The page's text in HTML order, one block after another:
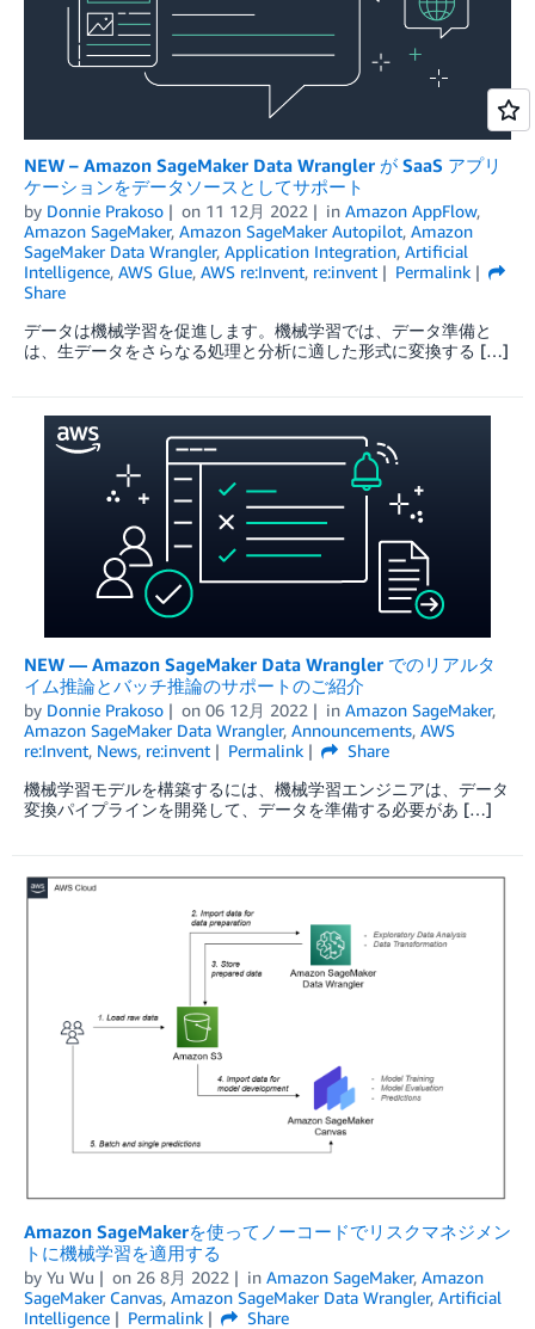
NEW – Amazon SageMaker Data Wrangler が SaaS アプリ
ケーションをデータソースとしてサポート
by Donnie Prakoso on 11 12月 2022 in Amazon AppFlow,
Amazon SageMaker, Amazon SageMaker Autopilot, Amazon
SageMaker Data Wrangler, Application Integration, Artificial
Intelligence, AWS Glue, AWS re:Invent, re:invent
Permalink
Share
データは機械学習を促進します。機械学習では、データ準備と
は、生データをさらなる処理と分析に適した形式に変換する […]
NEW — Amazon SageMaker Data Wrangler でのリアルタ
イム推論とバッチ推論のサポートのご紹介
by Donnie Prakoso on 06 12月 2022 in Amazon SageMaker,
Amazon SageMaker Data Wrangler, Announcements, AWS
re:Invent, News, re:invent Permalink
Share
機械学習モデルを構築するには、機械学習エンジニアは、データ
変換パイプラインを開発して、データを準備する必要があ […]
Amazon SageMakerを使ってノーコードでリスクマネジメン
トに機械学習を適用する
by Yu Wu on 26 8月 2022 in Amazon SageMaker, Amazon
SageMaker Canvas, Amazon SageMaker Data Wrangler, Artificial
Intelligence
Permalink
Share